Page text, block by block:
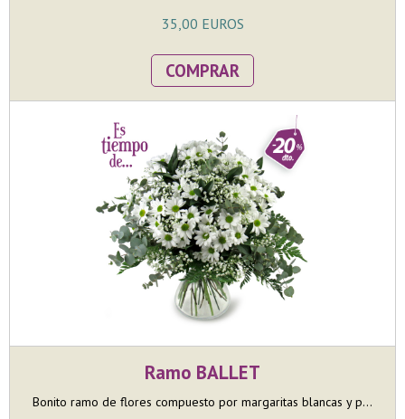
35,00 EUROS
COMPRAR
Ramo BALLET
Bonito ramo de flores compuesto por margaritas blancas y p...